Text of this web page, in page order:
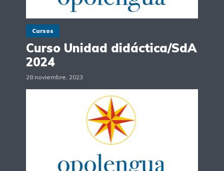
Cursos
Curso Unidad didáctica/SdA
2024
28 noviembre, 2023